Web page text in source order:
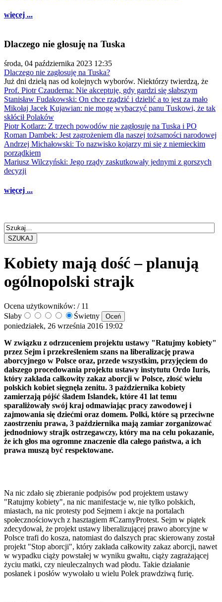
więcej ...
Dlaczego nie głosuję na Tuska
środa, 04 października 2023 12:35
Dlaczego nie zagłosuję na Tuska?
Już dni dzielą nas od kolejnych wyborów. Niektórzy twierdzą, że
Prof. Piotr Czauderna: Nie akceptuję, gdy gardzi się słabszym
Stanisław Fudakowski: On chce rządzić i dzielić a to jest za mało
Mikołaj Jacek Kujawian: nie mogę wybaczyć panu Tuskowi, że tak
skłócił Polaków
Piotr Kotlarz: Z trzech powodów nie zagłosuję na Tuska i PO
Roman Dambek: Jest zagrożeniem dla naszej tożsamości narodowej
Andrzej Michałowski: To nazwisko kojarzy mi się z niemieckim
porządkiem
Mariusz Wilczyński: Jego rządy zaskutkowały jednymi z gorszych
decyzji
więcej ...
SZUKAJ
Kobiety mają dość – planują
ogólnopolski strajk
Ocena użytkowników: / 11
Słaby
Świetny
poniedziałek, 26 września 2016 19:02
W związku z odrzuceniem projektu ustawy "Ratujmy kobiety"
przez Sejm i przekreśleniem szans na liberalizację prawa
aborcyjnego w Polsce oraz, przede wszystkim, przyjęciem do
dalszego procedowania projektu ustawy instytutu Ordo Iuris,
który zakłada całkowity zakaz aborcji w Polsce, złość wielu
polskich kobiet sięgnęła zenitu. 3 października kobiety
zamierzają pójść śladem Islandek, które 41 lat temu
sparaliżowały swój kraj odmawiając pracy zawodowej i
zajmowania się dziećmi oraz domem. Polki, które są przeciwne
zaostrzeniu prawa, 3 października mają zamiar zorganizować
jednodniowy strajk ostrzegawczy, który ma na celu pokazanie,
że ich głos ma ogromne znaczenie dla całego państwa, a ich
prawa muszą być respektowane.
Na nic zdało się zbieranie podpisów pod projektem ustawy
"Ratujmy kobiety", na nic manifestacje w, nie tylko polskich,
miastach, na nic protesty pod Sejmem i akcje na portalach
społecznościowych z hasztagiem #CzarnyProtest. Sejm w piątek
zdecydował, że projekt ustawy liberalizującej prawo aborcyjne w
Polsce trafi do kosza, natomiast do dalszych prac skierowany został
projekt "Stop aborcji", który zakłada całkowity zakaz aborcji, nawet
w wypadku ciąży powstałej w wyniku gwałtu, ciąży zagrażającej
życiu matki, czy nieuleczalnych wad płodu. Takie działanie
posłanek i posłów wywołało u wielu Polek prawdziwą furię.